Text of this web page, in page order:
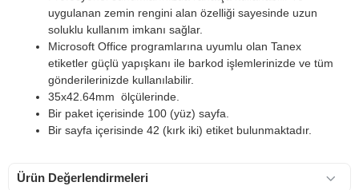
uygulanan zemin rengini alan özelliği sayesinde uzun
soluklu kullanım imkanı sağlar.
Microsoft Office programlarına uyumlu olan Tanex
etiketler güçlü yapışkanı ile barkod işlemlerinizde ve tüm
gönderilerinizde kullanılabilir.
35x42.64mm ölçülerinde.
Bir paket içerisinde 100 (yüz) sayfa.
Bir sayfa içerisinde 42 (kırk iki) etiket bulunmaktadır.
Ürün Değerlendirmeleri